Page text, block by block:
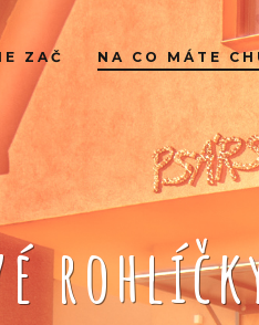
ZAČ NA CO MÁTE